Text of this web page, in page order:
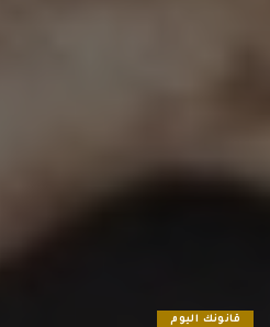
قانونك اليوم